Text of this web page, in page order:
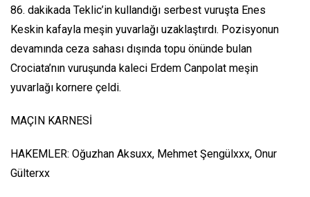
86. dakikada Teklic’in kullandığı serbest vuruşta Enes
Keskin kafayla meşin yuvarlağı uzaklaştırdı. Pozisyonun
devamında ceza sahası dışında topu önünde bulan
Crociata’nın vuruşunda kaleci Erdem Canpolat meşin
yuvarlağı kornere çeldi.
MAÇIN KARNESİ
HAKEMLER: Oğuzhan Aksuxx, Mehmet Şengülxxx, Onur
Gülterxx